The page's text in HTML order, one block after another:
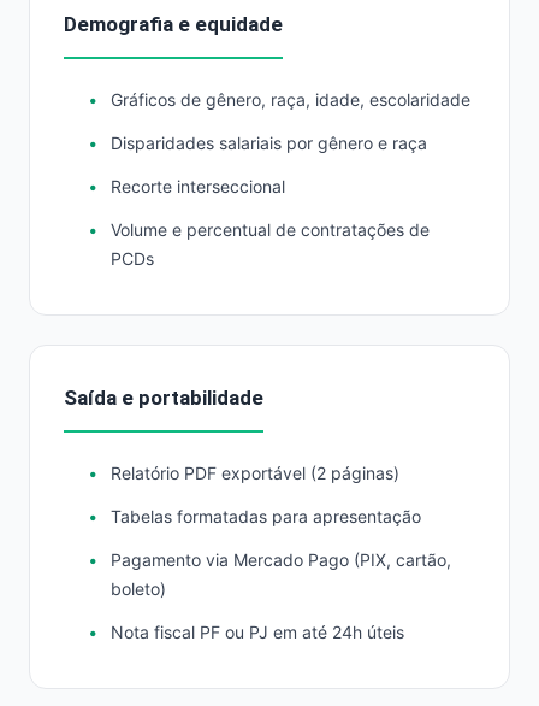
Demografia e equidade
Gráficos de gênero, raça, idade, escolaridade
Disparidades salariais por gênero e raça
Recorte interseccional
Volume e percentual de contratações de
PCDs
Saída e portabilidade
Relatório PDF exportável (2 páginas)
Tabelas formatadas para apresentação
Pagamento via Mercado Pago (PIX, cartão,
boleto)
Nota fiscal PF ou PJ em até 24h úteis